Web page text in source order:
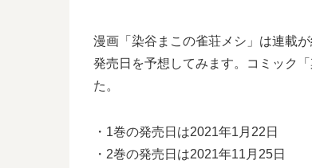
漫画「染谷まこの雀荘メシ」は連載
発売日を予想してみます。コミック
た。
・1巻の発売日は2021年1月22日
・2巻の発売日は2021年11月25日